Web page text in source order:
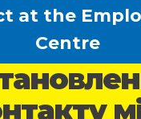
at the
Centre